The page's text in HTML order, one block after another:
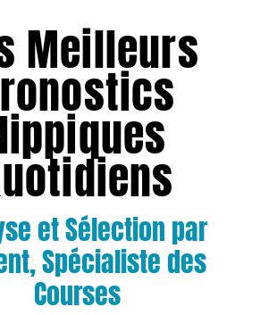
Meilleurs
et Sélection par
Spécialiste des
Courses